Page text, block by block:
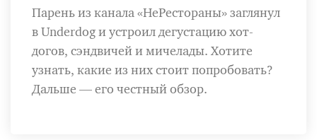
Парень из канала «НеРестораны» заглянул
в Underdog и устроил дегустацию хот-
догов, сэндвичей и мичелады. Хотите
узнать, какие из них стоит попробовать?
Дальше — его честный обзор.